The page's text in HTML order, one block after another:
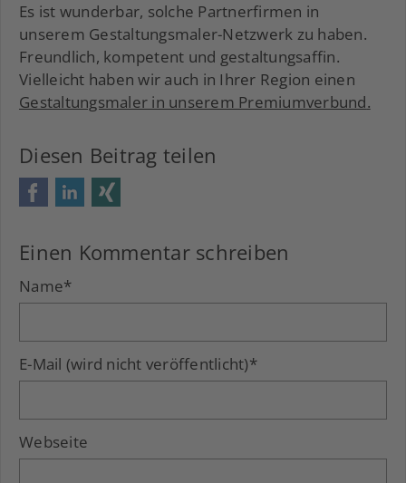
Es ist wunderbar, solche Partnerfirmen in
unserem Gestaltungsmaler-Netzwerk zu haben.
Freundlich, kompetent und gestaltungsaffin.
Vielleicht haben wir auch in Ihrer Region einen
Gestaltungsmaler in unserem Premiumverbund.
Diesen Beitrag teilen
FacebookLinkedIn
Einen Kommentar schreiben
Name*
E-Mail (wird nicht veröffentlicht)*
Webseite